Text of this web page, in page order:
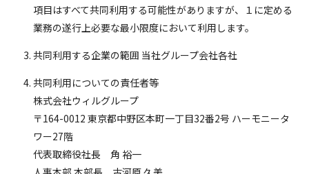
項目はすべて共同利用する可能性がありますが、１に定める
業務の遂行上必要な最小限度において利用します。
共同利用する企業の範囲 当社グループ会社各社
共同利用についての責任者等
株式会社ウィルグループ
〒164-0012 東京都中野区本町一丁目32番2号 ハーモニータ
ワー27階
代表取締役社長 角 裕一